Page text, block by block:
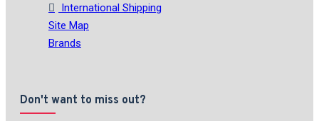
International Shipping
Site Map
Brands
Don't want to miss out?